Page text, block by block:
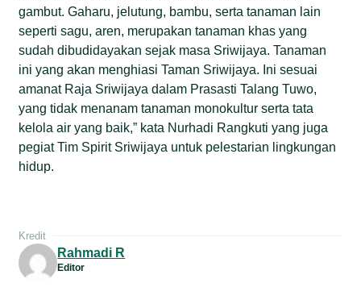
gambut. Gaharu, jelutung, bambu, serta tanaman lain
seperti sagu, aren, merupakan tanaman khas yang
sudah dibudidayakan sejak masa Sriwijaya. Tanaman
ini yang akan menghiasi Taman Sriwijaya. Ini sesuai
amanat Raja Sriwijaya dalam Prasasti Talang Tuwo,
yang tidak menanam tanaman monokultur serta tata
kelola air yang baik,” kata Nurhadi Rangkuti yang juga
pegiat Tim Spirit Sriwijaya untuk pelestarian lingkungan
hidup.
Kredit
Rahmadi R
Editor